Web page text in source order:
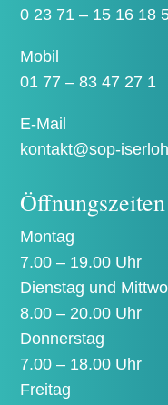
0 23 71 – 15 16 18
Mobil
01 77 – 83 47 27 1
E-Mail
kontakt@sop-
Öffnungszeiten
Montag
7.00 – 19.00 Uhr
Dienstag und
8.00 – 20.00 Uhr
Donnerstag
7.00 – 18.00 Uhr
Freitag